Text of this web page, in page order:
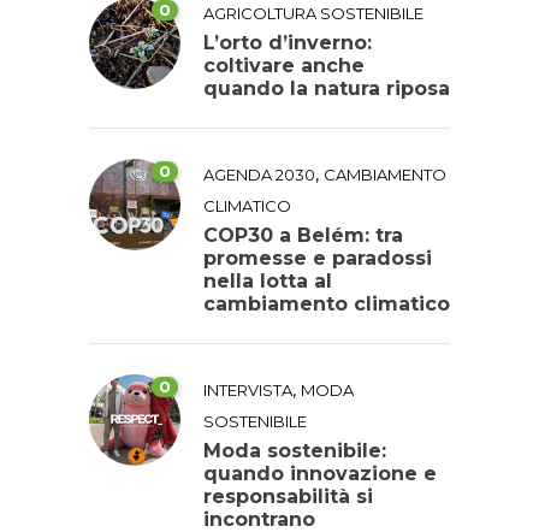
0 AGRICOLTURA SOSTENIBILE
L’orto d’inverno:
coltivare anche
quando la natura riposa
0 AGENDA 2030, CAMBIAMENTO
CLIMATICO
COP30 a Belém: tra
promesse e paradossi
nella lotta al
cambiamento climatico
0 INTERVISTA, MODA
SOSTENIBILE
Moda sostenibile:
quando innovazione e
responsabilità si
incontrano